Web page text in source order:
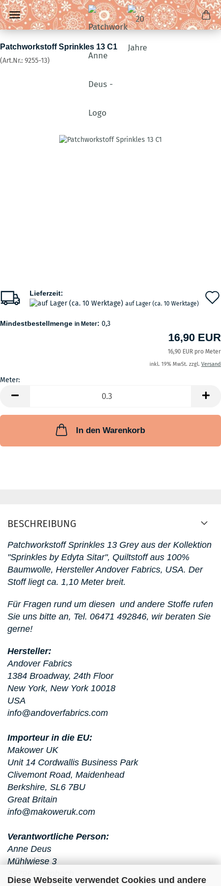
Diese Webseite verwendet Cookies und andere
Patchworkstoff Sprinkles 13 C1
(Art.Nr.: 9255-13)
Lieferzeit:
auf Lager (ca. 10 Werktage)
Mindestbestellmenge in Meter: 0,3
16,90 EUR
16,90 EUR pro Meter
inkl. 19% MwSt. zzgl. Versand
Meter:
In den Warenkorb
BESCHREIBUNG
PatchworkstoffSprinkles 13 Grey aus der Kollektion
"Sprinkles by Edyta Sitar", Quiltstoff aus 100%
Baumwolle, Hersteller Andover Fabrics, USA. Der
Stoff liegt ca. 1,10 Meter breit.
Für Fragen rund um diesen und andere Stoffe rufen
Sie uns bitte an, Tel. 06471 492846, wir beraten Sie
gerne!
Hersteller:
Andover Fabrics
1384 Broadway, 24th Floor
New York, New York 10018
USA
info@andoverfabrics.com
Importeur in die EU:
Makower UK
Unit 14 Cordwallis Business Park
Clivemont Road, Maidenhead
Berkshire, SL6 7BU
Great Britain
info@makoweruk.com
Verantwortliche Person:
Anne Deus
Mühlwiese 3